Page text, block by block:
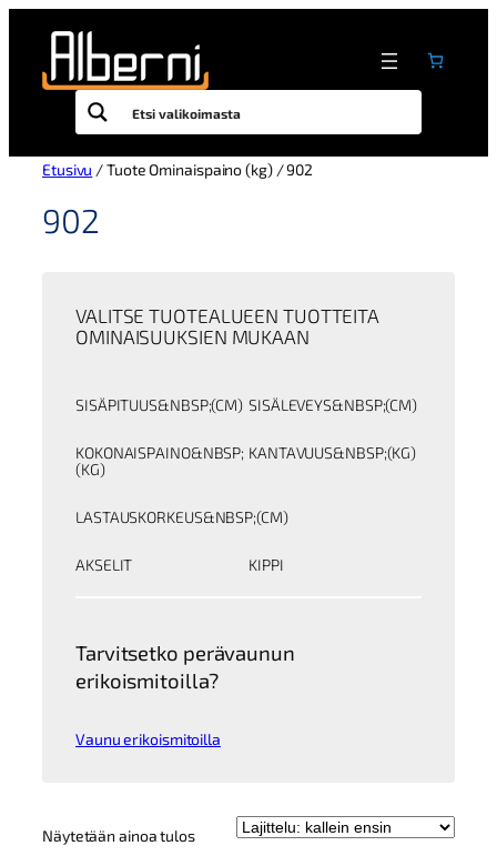
sisältöön
Etusivu / Tuote Ominaispaino (kg) / 902
902
VALITSE TUOTEALUEEN TUOTTEITA
OMINAISUUKSIEN MUKAAN
SISÄPITUUS&NBSP;(CM) SISÄLEVEYS&NBSP;(CM)
KOKONAISPAINO&NBSP;
(KG)
KANTAVUUS&NBSP;(KG)
LASTAUSKORKEUS&NBSP;(CM)
AKSELIT KIPPI
Tarvitsetko perävaunun
erikoismitoilla?
Vaunu erikoismitoilla
Näytetään ainoa tulos